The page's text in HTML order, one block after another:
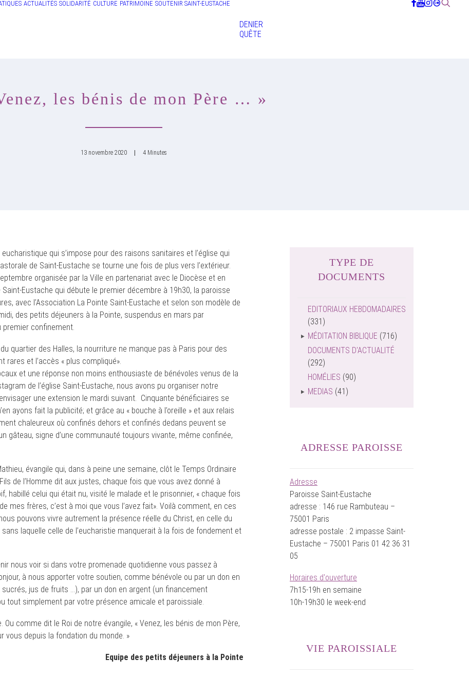
ACTUALITÉS SOLIDARITÉ CULTURE PATRIMOINE SOUTENIR SAINT-EUSTACHE
DENIER
QUÊTE
les bénis de mon Père … »
13 novembre 2020 4 Minutes
qui s’impose pour des raisons sanitaires et l’église qui
de Saint-Eustache se tourne une fois de plus vers l’extérieur.
organisée par la Ville en partenariat avec le Diocèse et en
Eustache qui débute le premier décembre à 19h30, la paroisse
avec l’Association La Pointe Saint-Eustache et selon son modèle de
des petits déjeuners à la Pointe, suspendus en mars par
premier confinement.
quartier des Halles, la nourriture ne manque pas à Paris pour des
rares et l’accès « plus compliqué».
et une réponse non moins enthousiaste de bénévoles venus de la
de l’église Saint-Eustache, nous avons pu organiser notre
une extension le mardi suivant. Cinquante bénéficiaires se
ayons fait la publicité; et grâce au « bouche à l’oreille » et aux relais
chaleureux où confinés dehors et confinés dedans peuvent se
gâteau, signe d’une communauté toujours vivante, même confinée,
évangile qui, dans à peine une semaine, clôt le Temps Ordinaire
de l’Homme dit aux justes, chaque fois que vous avez donné à
habillé celui qui était nu, visité le malade et le prisonnier, « chaque fois
mes frères, c’est à moi que vous l’avez fait». Voilà comment, en ces
pouvons vivre autrement la présence réelle du Christ, en celle du
laquelle celle de l’eucharistie manquerait à la fois de fondement et
nous voir si dans votre promenade quotidienne vous passez à
à nous apporter votre soutien, comme bénévole ou par un don en
jus de fruits …), par un don en argent (un financement
tout simplement par votre présence amicale et paroissiale.
comme dit le Roi de notre évangile, « Venez, les bénis de mon Père,
vous depuis la fondation du monde. »
Equipe des petits déjeuners à la Pointe
TYPE DE
DOCUMENTS
EDITORIAUX HEBDOMADAIRES
(331)
MÉDITATION BIBLIQUE (716)
DOCUMENTS D'ACTUALITÉ
(292)
HOMÉLIES (90)
MEDIAS (41)
ADRESSE PAROISSE
Adresse
Paroisse Saint-Eustache
adresse : 146 rue Rambuteau –
75001 Paris
adresse postale : 2 impasse Saint-
Eustache – 75001 Paris 01 42 36 31
05
Horaires d'ouverture
7h15-19h en semaine
10h-19h30 le week-end
VIE PAROISSIALE